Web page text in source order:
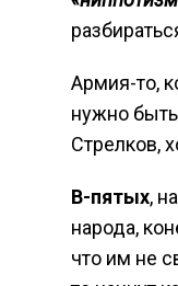
Армия-то,
нужно
Стрелков,
В-пятых,
народа,
что им не